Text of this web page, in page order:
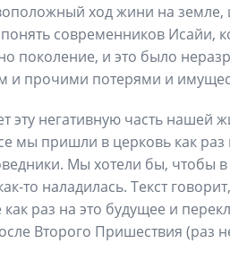
ход жини на
современников Исайи,
поколение, и это было
и прочими потерями и
эту негативную часть нашей
мы пришли в церковь как
Мы хотели бы, чтобы в
то наладилась. Текст
раз на это будущее и
Второго Пришествия (раз